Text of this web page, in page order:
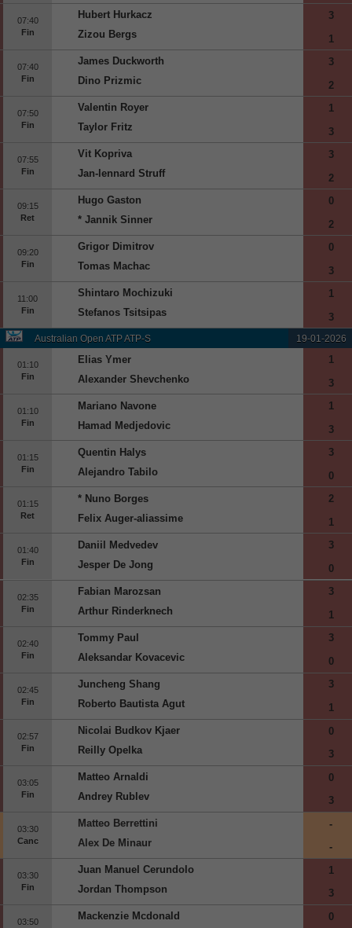
07:40
Fin
Hubert Hurkacz
Zizou Bergs
3
1
07:40
Fin
James Duckworth
Dino Prizmic
3
2
07:50
Fin
Valentin Royer
Taylor Fritz
1
3
07:55
Fin
Vit Kopriva
Jan-lennard Struff
3
2
09:15
Ret
Hugo Gaston
* Jannik Sinner
0
2
09:20
Fin
Grigor Dimitrov
Tomas Machac
0
3
11:00
Fin
Shintaro Mochizuki
Stefanos Tsitsipas
1
3
Australian Open ATP ATP-S 19-01-2026
01:10
Fin
Elias Ymer
Alexander Shevchenko
1
3
01:10
Fin
Mariano Navone
Hamad Medjedovic
1
3
01:15
Fin
Quentin Halys
Alejandro Tabilo
3
0
01:15
Ret
* Nuno Borges
Felix Auger-aliassime
2
1
01:40
Fin
Daniil Medvedev
Jesper De Jong
3
0
02:35
Fin
Fabian Marozsan
Arthur Rinderknech
3
1
02:40
Fin
Tommy Paul
Aleksandar Kovacevic
3
0
02:45
Fin
Juncheng Shang
Roberto Bautista Agut
3
1
02:57
Fin
Nicolai Budkov Kjaer
Reilly Opelka
0
3
03:05
Fin
Matteo Arnaldi
Andrey Rublev
0
3
03:30
Canc
Matteo Berrettini
Alex De Minaur
-
-
03:30
Fin
Juan Manuel Cerundolo
Jordan Thompson
1
3
03:50 Mackenzie Mcdonald 0